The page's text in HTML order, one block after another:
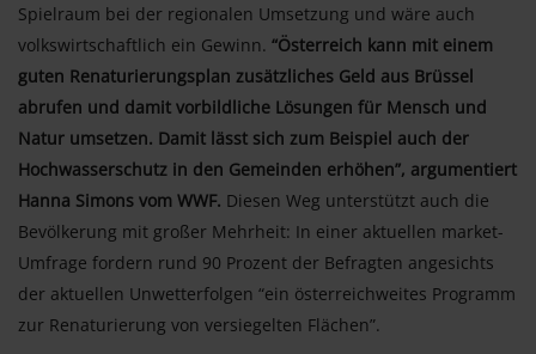
Spielraum bei der regionalen Umsetzung und wäre auch
volkswirtschaftlich ein Gewinn. “Österreich kann mit einem
guten Renaturierungsplan zusätzliches Geld aus Brüssel
abrufen und damit vorbildliche Lösungen für Mensch und
Natur umsetzen. Damit lässt sich zum Beispiel auch der
Hochwasserschutz in den Gemeinden erhöhen”, argumentiert
Hanna Simons vom WWF. Diesen Weg unterstützt auch die
Bevölkerung mit großer Mehrheit: In einer aktuellen market-
Umfrage fordern rund 90 Prozent der Befragten angesichts
der aktuellen Unwetterfolgen “ein österreichweites Programm
zur Renaturierung von versiegelten Flächen”.